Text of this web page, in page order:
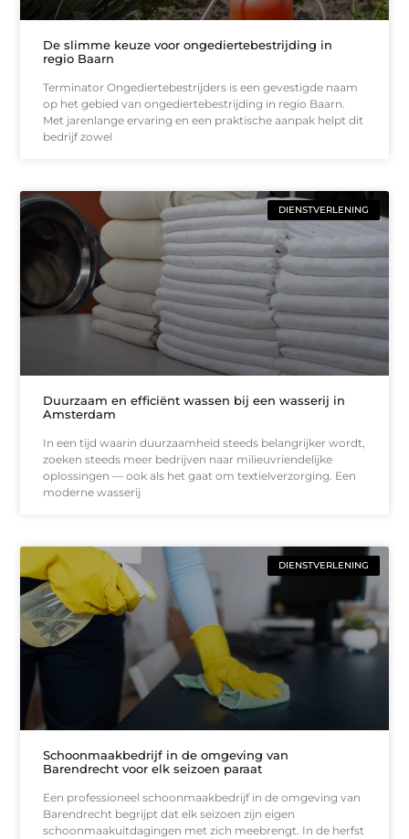
De slimme keuze voor ongediertebestrijding in
regio Baarn
Terminator Ongediertebestrijders is een gevestigde naam
op het gebied van ongediertebestrijding in regio Baarn.
Met jarenlange ervaring en een praktische aanpak helpt dit
bedrijf zowel
DIENSTVERLENING
Duurzaam en efficiënt wassen bij een wasserij in
Amsterdam
In een tijd waarin duurzaamheid steeds belangrijker wordt,
zoeken steeds meer bedrijven naar milieuvriendelijke
oplossingen — ook als het gaat om textielverzorging. Een
moderne wasserij
DIENSTVERLENING
Schoonmaakbedrijf in de omgeving van
Barendrecht voor elk seizoen paraat
Een professioneel schoonmaakbedrijf in de omgeving van
Barendrecht begrijpt dat elk seizoen zijn eigen
schoonmaakuitdagingen met zich meebrengt. In de herfst